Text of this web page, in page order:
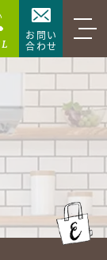
お問い
合わせ